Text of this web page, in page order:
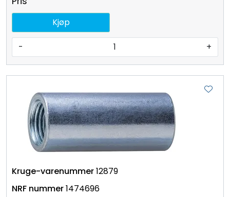
- +
Kjøp
12879
1474696